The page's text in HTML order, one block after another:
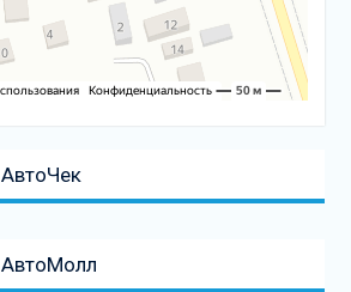
Предыдущая
запись:
АвтоЧек
Следующая
запись
АвтоМолл